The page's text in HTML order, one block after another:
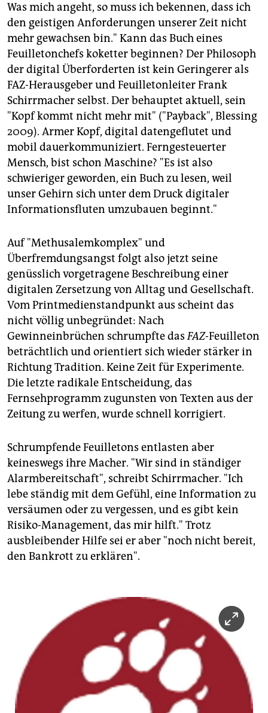
abo
genossenschaft
epaper login
Was mich angeht, so muss ich bekennen, dass ich
den geistigen Anforderungen unserer Zeit nicht
mehr gewachsen bin." Kann das Buch eines
Feuilletonchefs koketter beginnen? Der Philosoph
der digital Überforderten ist kein Geringerer als
FAZ-Herausgeber und Feuilletonleiter Frank
Schirrmacher selbst. Der behauptet aktuell, sein
"Kopf kommt nicht mehr mit" ("Payback", Blessing
2009). Armer Kopf, digital datengeflutet und
mobil dauerkommuniziert. Ferngesteuerter
Mensch, bist schon Maschine? "Es ist also
schwieriger geworden, ein Buch zu lesen, weil
unser Gehirn sich unter dem Druck digitaler
Informationsfluten umzubauen beginnt."
Auf "Methusalemkomplex" und
Überfremdungsangst folgt also jetzt seine
genüsslich vorgetragene Beschreibung einer
digitalen Zersetzung von Alltag und Gesellschaft.
Vom Printmedienstandpunkt aus scheint das
nicht völlig unbegründet: Nach
Gewinneinbrüchen schrumpfte dasFAZ-Feuilleton
beträchtlich und orientiert sich wieder stärker in
Richtung Tradition. Keine Zeit für Experimente.
Die letzte radikale Entscheidung, das
Fernsehprogramm zugunsten von Texten aus der
Zeitung zu werfen, wurde schnell korrigiert.
Schrumpfende Feuilletons entlasten aber
keineswegs ihre Macher. "Wir sind in ständiger
Alarmbereitschaft", schreibt Schirrmacher. "Ich
lebe ständig mit dem Gefühl, eine Information zu
versäumen oder zu vergessen, und es gibt kein
Risiko-Management, das mir hilft." Trotz
ausbleibender Hilfe sei er aber "noch nicht bereit,
den Bankrott zu erklären".